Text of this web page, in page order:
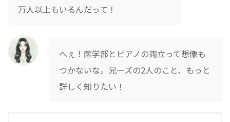
万人以上もいるんだって！
へぇ！医学部とピアノの両立って想像も
つかないな。兄ーズの2人のこと、もっと
詳しく知りたい！